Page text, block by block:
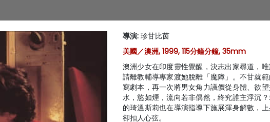
導演: 珍甘比茵
美國／澳洲, 1999, 115分鐘分鐘, 35mm
澳洲少女在印度靈性覺醒，決志出家尋道，
請離教輔導專家渡她脫離「魔障」。不甘就
寫劇本，再一次將男女角力議價從身體、欲
水，慾如煙，流向若非偶然，終究誰主浮沉
的琦溫斯莉也在導演指導下施展渾身解數，
卻扣人心弦。